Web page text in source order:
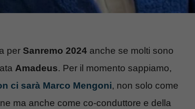
per Sanremo 2024 anche se molti sono
Amadeus. Per il momento sappiamo,
ci sarà Marco Mengoni, non solo come
ma anche come co-conduttore e della